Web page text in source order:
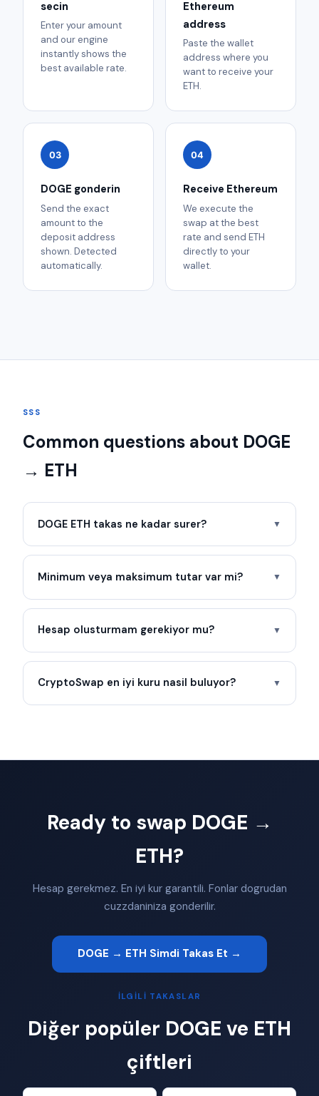
secin
Enter your amount
and our engine
instantly shows the
best available rate.
Ethereum
address
Paste the wallet
address where you
want to receive your
ETH.
03
DOGE gonderin
Send the exact
amount to the
deposit address
shown. Detected
automatically.
04
Receive Ethereum
We execute the
swap at the best
rate and send ETH
directly to your
wallet.
SSS
Common questions about DOGE
→ ETH
DOGE ETH takas ne kadar surer? ▼
Minimum veya maksimum tutar var mi? ▼
Hesap olusturmam gerekiyor mu? ▼
CryptoSwap en iyi kuru nasil buluyor? ▼
Ready to swap DOGE →
ETH?
Hesap gerekmez. En iyi kur garantili. Fonlar dogrudan
cuzzdaniniza gonderilir.
DOGE → ETH Simdi Takas Et →
İLGILI TAKASLAR
Diğer popüler DOGE ve ETH
çiftleri